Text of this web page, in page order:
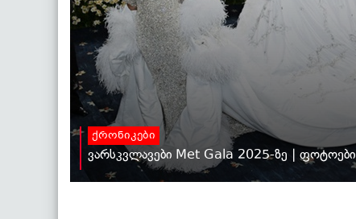
ქრონიკები
ვარსკვლავები Met Gala 2025-ზე | ფოტოები